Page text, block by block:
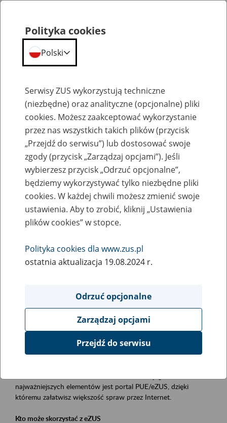
Szkolenia
Zaproś ZUS do siebie - zakładanie profili
eZUS w siedzibie Twojej firmy
Rodzaj wydarzenia
Szkolenia
Obszar merytoryczny
obsługa klientów
Opis wydarzenia
Platforma Usług Elektronicznych ZUS eZUS
najważniejszych elementów jest portal PUE/eZUS, dzięki
któremu załatwisz większość spraw przez Internet.
Kto może skorzystać z eZUS
Polityka cookies
Polski
Serwisy ZUS wykorzystują techniczne
(niezbędne) oraz analityczne (opcjonalne) pliki
cookies. Możesz zaakceptować wykorzystanie
przez nas wszystkich takich plików (przycisk
„Przejdź do serwisu”) lub dostosować swoje
zgody (przycisk „Zarządzaj opcjami”). Jeśli
wybierzesz przycisk „Odrzuć opcjonalne”,
będziemy wykorzystywać tylko niezbędne pliki
cookies. W każdej chwili możesz zmienić swoje
ustawienia. Aby to zrobić, kliknij „Ustawienia
plików cookies” w stopce.
Polityka cookies dla www.zus.pl
ostatnia aktualizacja 19.08.2024 r.
Odrzuć opcjonalne
Zarządzaj opcjami
Przejdź do serwisu